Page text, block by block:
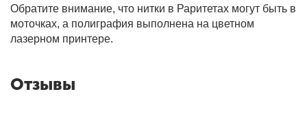
Обратите внимание, что нитки в Раритетах могут быть в
моточках, а полиграфия выполнена на цветном
лазерном принтере.
Отзывы